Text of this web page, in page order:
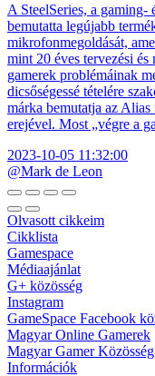
A SteelSeries, a gaming-
bemutatta legújabb
mikrofonmegoldását,
mint 20 éves tervezési
gamerek problémáinak
dicsőségessé tételére
márka bemutatja az
erejével. Most „végre a
2023-10-05 11:32:00
@Mark de Leon
Olvasott cikkeim
Cikklista
Gamespace
Médiaajánlat
G+ közösség
Instagram
GameSpace Facebook
Magyar Online Gamerek
Magyar Gamer Közösség
Információk